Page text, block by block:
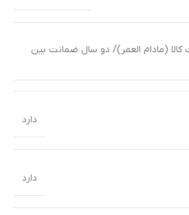
(مادام العمر)/ دو سال ضمانت بین
دارد
دارد